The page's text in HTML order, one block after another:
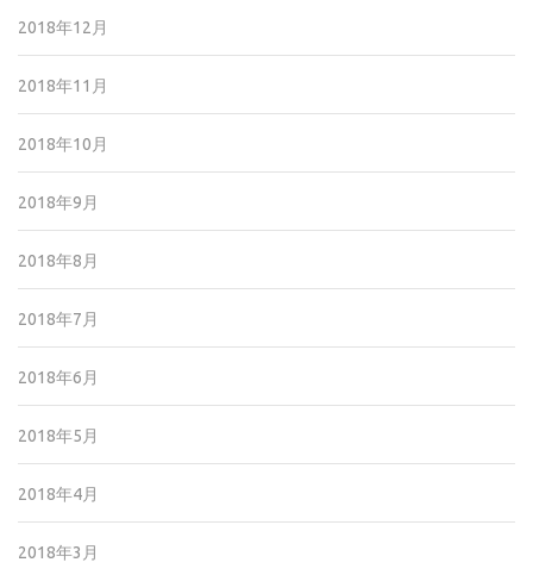
2018年12月
2018年11月
2018年10月
2018年9月
2018年8月
2018年7月
2018年6月
2018年5月
2018年4月
2018年3月